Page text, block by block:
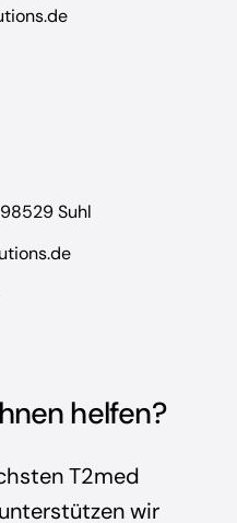
Suhl
helfen?
T2med
wir